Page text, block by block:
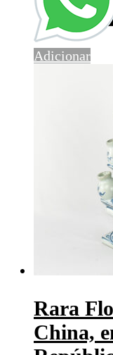
Adicionar
Rara
China,